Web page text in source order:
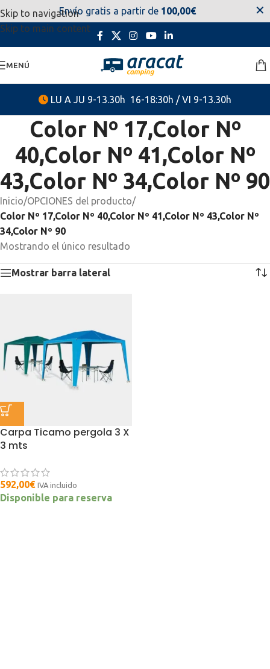
Skip to navigation
Skip to main content
estaremos disponibles. Disculpen las molestias.
MENÚ
LU A JU 9-13.30h 16-18:30h / VI 9-13.30h
Color Nº 17,Color Nº
40,Color Nº 41,Color Nº
43,Color Nº 34,Color Nº 90
Inicio/OPCIONES del producto/
Color Nº 17,Color Nº 40,Color Nº 41,Color Nº 43,Color Nº
34,Color Nº 90
Mostrando el único resultado
Envío gratis a partir de 100,00€ ✕
Mostrar barra lateral
Carpa Ticamo pergola 3 X
3 mts
592,00€ IVA incluido
Disponible para reserva